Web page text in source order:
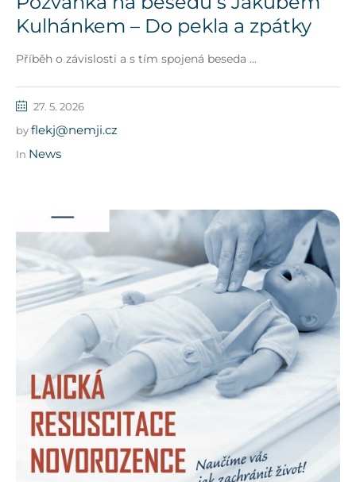
Kulhánkem – Do pekla a zpátky
Příběh o závislosti a s tím spojená beseda ...
27. 5. 2026
byflekj@nemji.cz
In News